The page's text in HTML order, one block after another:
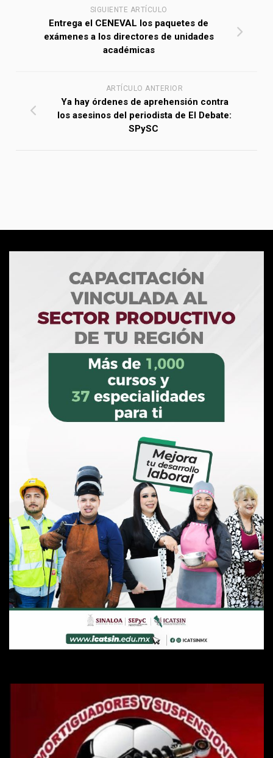
SIGUIENTE ARTÍCULO
Entrega el CENEVAL los paquetes de
exámenes a los directores de unidades
académicas
ARTÍCULO ANTERIOR
Ya hay órdenes de aprehensión contra
los asesinos del periodista de El Debate:
SPySC